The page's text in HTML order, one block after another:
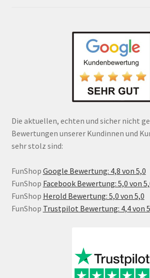
Die aktuellen, echten und sicher nicht
Bewertungen unserer Kundinnen und
sehr stolz sind:
FunShop Google Bewertung: 4,8 von 5,0
FunShop Facebook Bewertung: 5,0 von
FunShop Herold Bewertung: 5,0 von 5,0
FunShop Trustpilot Bewertung: 4,4 von